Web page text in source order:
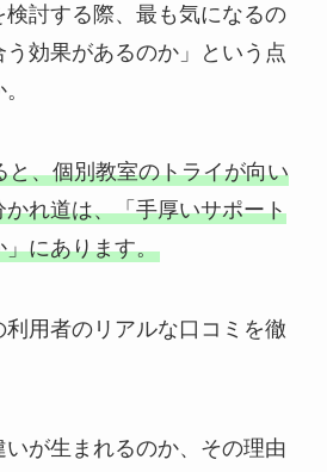
討する際、最も気になるの
効果があるのか」という点
と、個別教室のトライが向い
れ道は、「手厚いサポート
にあります。
用者のリアルな口コミを徹
が生まれるのか、その理由